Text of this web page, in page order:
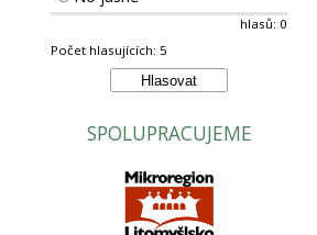
hlasů: 0
Počet hlasujících: 5
SPOLUPRACUJEME